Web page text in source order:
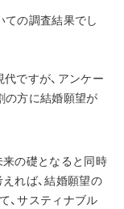
ての調査結果でし
ですが、アンケー
の方に結婚願望が
来の礎となると同時
れば、結婚願望の
、サスティナブル